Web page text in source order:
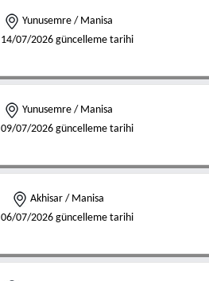
Yunusemre / Manisa
14/07/2026 güncelleme tarihi
Yunusemre / Manisa
09/07/2026 güncelleme tarihi
Akhisar / Manisa
06/07/2026 güncelleme tarihi